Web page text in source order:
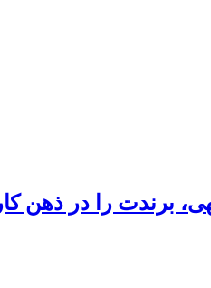
برندت را در ذهن